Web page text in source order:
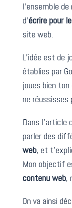
l’ensemble
d’écrire pour
site web.
L’idée est de
établies par
joues bien ton
ne réussisses
Dans l’article
parler des
web, et
Mon objectif
contenu web,
On va ainsi